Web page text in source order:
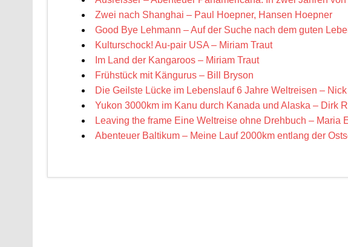
Zwei nach Shanghai – Paul Hoepner, Hansen Hoepner
Good Bye Lehmann – Auf der Suche nach dem guten
Kulturschock! Au-pair USA – Miriam Traut
Im Land der Kangaroos – Miriam Traut
Frühstück mit Kängurus – Bill Bryson
Die Geilste Lücke im Lebenslauf 6 Jahre Weltreisen –
Yukon 3000km im Kanu durch Kanada und Alaska – Dirk
Leaving the frame Eine Weltreise ohne Drehbuch – Maria
Abenteuer Baltikum – Meine Lauf 2000km entlang der